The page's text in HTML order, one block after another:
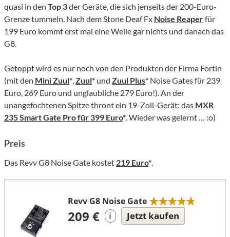
quasi in den Top 3der Geräte, die sich jenseits der 200-Euro-
Grenze tummeln. Nach dem Stone Deaf Fx Noise Reaperfür
199 Euro kommt erst mal eine Weile gar nichts und danach das
G8.
Getoppt wird es nur noch von den Produkten der Firma Fortin
(mit den Mini Zuul*,Zuul* und Zuul Plus* Noise Gates für 239
Euro, 269 Euro und unglaubliche 279 Euro!). An der
unangefochtenen Spitze thront ein 19-Zoll-Gerät: das MXR
235 Smart Gate Pro für 399 Euro*. Wieder was gelernt … :o)
Preis
Das Revv G8 Noise Gate kostet 219 Euro*.
Revv G8 Noise Gate
209 € i Jetzt kaufen